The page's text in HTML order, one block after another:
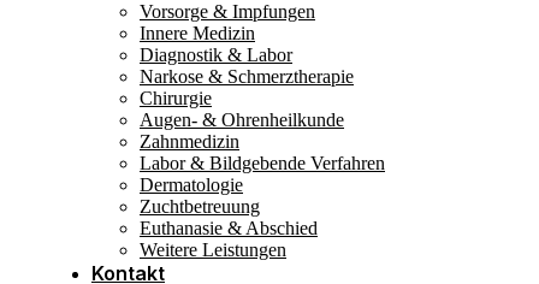
Vorsorge & Impfungen
Innere Medizin
Diagnostik & Labor
Narkose & Schmerztherapie
Chirurgie
Augen- & Ohrenheilkunde
Zahnmedizin
Labor & Bildgebende Verfahren
Dermatologie
Zuchtbetreuung
Euthanasie & Abschied
Weitere Leistungen
Kontakt